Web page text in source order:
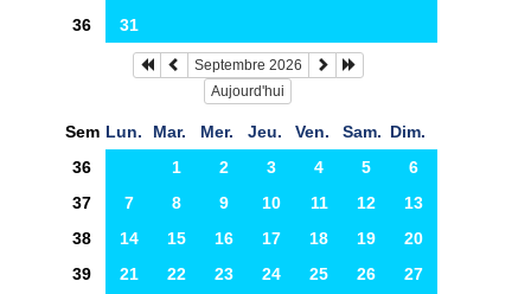
36
31
Septembre 2026
Aujourd'hui
Sem Lun. Mar. Mer. Jeu. Ven. Sam. Dim.
36
1 2 3 4 5
6
37
7 8 9 10 11 12
13
38
14 15 16 17 18 19
20
39
21 22 23 24 25 26
27